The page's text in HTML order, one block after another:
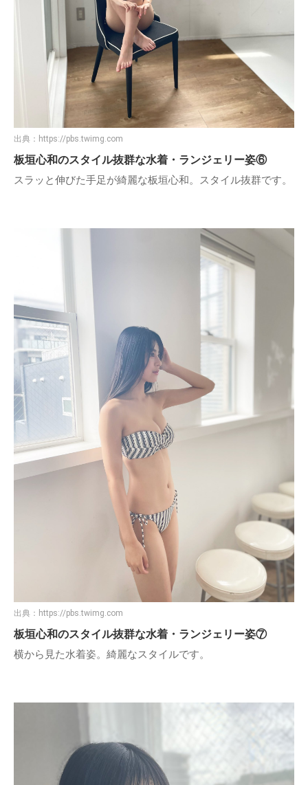
出典： https://pbs.twimg.com
板垣心和のスタイル抜群な水着・ランジェリー姿⑥
スラッと伸びた手足が綺麗な板垣心和。スタイル抜群です。
出典： https://pbs.twimg.com
板垣心和のスタイル抜群な水着・ランジェリー姿⑦
横から見た水着姿。綺麗なスタイルです。